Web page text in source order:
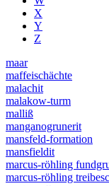
X
Y
Z
maar
maffeischächte
malachit
malakow-turm
malliß
manganogrunerit
mansfeld-formation
mansfieldit
marcus-röhling
marcus-röhling